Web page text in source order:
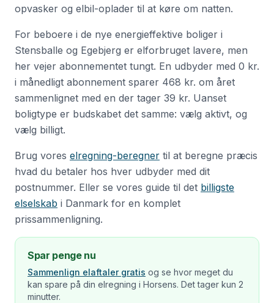
opvasker og elbil-oplader til at køre om natten.
For beboere i de nye energieffektive boliger i
Stensballe og Egebjerg er elforbruget lavere, men
her vejer abonnementet tungt. En udbyder med 0 kr.
i månedligt abonnement sparer 468 kr. om året
sammenlignet med en der tager 39 kr. Uanset
boligtype er budskabet det samme: vælg aktivt, og
vælg billigt.
Brug vores elregning-beregner til at beregne præcis
hvad du betaler hos hver udbyder med dit
postnummer. Eller se vores guide til det billigste
elselskab i Danmark for en komplet
prissammenligning.
Spar penge nu
Sammenlign elaftaler gratis og se hvor meget du
kan spare på din elregning i Horsens. Det tager kun 2
minutter.